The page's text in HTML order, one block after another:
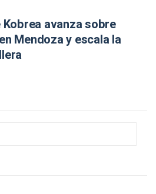
avanza sobre
Mendoza y escala la